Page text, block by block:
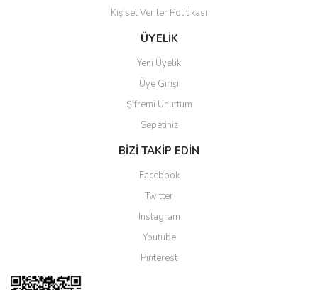
Gönder
Kişisel Veriler Politikası
ÜYELİK
Yeni Üyelik
Üye Girişi
Şifremi Unuttum
Sepetiniz
BİZİ TAKİP EDİN
Facebook
Twitter
Instagram
Youtube
Pinterest